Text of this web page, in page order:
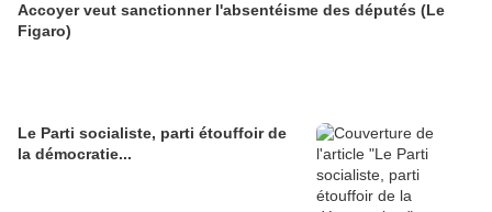
Accoyer veut sanctionner l'absentéisme des députés (Le
Figaro)
Le Parti socialiste, parti étouffoir de
la démocratie...